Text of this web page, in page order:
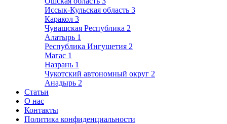
Иссык-Кульская область 3
Каракол 3
Чувашская Республика 2
Алатырь 1
Республика Ингушетия 2
Магас 1
Назрань 1
Чукотский автономный округ 2
Анадырь 2
Статьи
О нас
Контакты
Политика конфиденциальности